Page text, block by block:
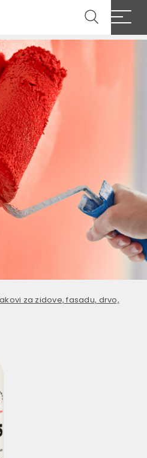
za zidove, fasadu, drvo,